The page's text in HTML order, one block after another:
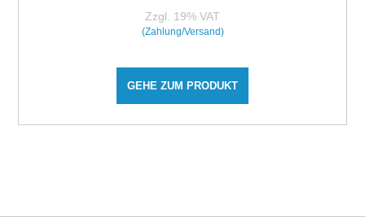
Zzgl. 19% VAT
(Zahlung/Versand)
GEHE ZUM PRODUKT